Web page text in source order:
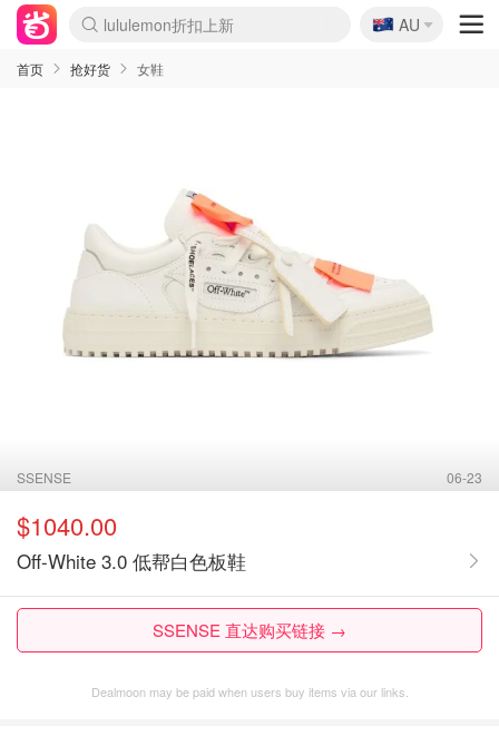
Sasa美妆护肤3.5折
SSENSE年中3折
FreshBeauty好价汇总
Cettire降价+叠9折
WWS Coles超市实拍
viagogo二手票捡漏
Myer超级周末1折
The Outnet奢牌1折起
David Jones 3折起
Flannels大牌1折
Perfumes Club护肤1折
AMIRO返校季6.2折
Amazon折扣汇总
eToro入金$200送$50
Amazon数码好物
ICONIC本周7.5折
ThedoubleF高奢地板价
Moose Knuckles 6折
丝芙兰5折起
EUFY官网3.7折起
Selenichast首饰2折
Trip机票酒店促销
YSL送5件彩妆礼
Amazon家居好物
Amazon美妆护肤
雅漾大喷$8
过敏原检测盒$33
伊索独家赠50ml沐浴露
科颜氏清仓3折
SEALIFE海洋馆门票6折
丝塔芙大白罐$16
订阅Newsletter送香薰
Cult Beauty 6.8折
Harrods圣诞日历2.3折
LN-CC奢牌私促3折
d'Alba空姐喷雾$16
EVE LOM套装逆天2折
Bernardelli独家4折
Adore Beauty 6折起
CT圣诞日历
Mytheresa奢品2.7折
Luxury Escapes 9折
Currentbody美容仪9折
MOON Garden Live
Roborock扫地机3.7折
Tingo Life水杯$24
Valentino官网5折
CR洗发护发6.3折
修丽可套装7.4折
Myer彩妆2件7折
GANNI官网4.5折
Stylevana韩妆4折
Tessabit高奢8.5折
OGX洗护4折
Amazon阿德莱德次日达
卡诗8.5折+赠礼
Philips Hue灯具8折
🇦🇺
AU
首页 抢好货 女鞋
SSENSE 06-23
$1040.00
Off-White 3.0 低帮白色板鞋
SSENSE 直达购买链接 →
Dealmoon may be paid when users buy items via our links.